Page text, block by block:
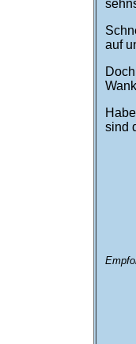
auf
sind